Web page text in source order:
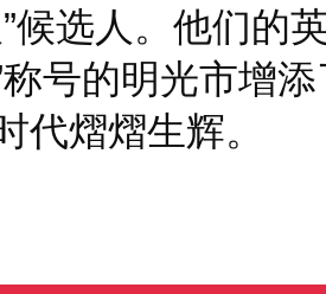
候选人。他们的
称号的明光市增
代熠熠生辉。